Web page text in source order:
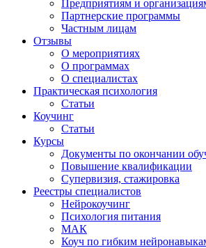
Предприятиям и
Партнерские программы
Частным лицам
Отзывы
О мероприятиях
О программах
О специалистах
Практическая психология
Статьи
Коучинг
Статьи
Курсы
Документы по окончании
Повышение квалификации
Супервизия, стажировка
Реестры специалистов
Нейрокоучинг
Психология питания
МАК
Коуч по гибким